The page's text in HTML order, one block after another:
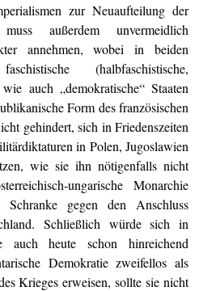
zur Neuaufteilung der
außerdem unvermeidlich
annehmen, wobei in beiden
(halbfaschistische,
auch „demokratische“ Staaten
Form des französischen
gehindert, sich in Friedenszeiten
in Polen, Jugoslawien
wie sie ihn nötigenfalls nicht
ungarische Monarchie
Schranke gegen den Anschluss
Schließlich würde sich in
auch heute schon hinreichend
Demokratie zweifellos als
Krieges erweisen, sollte sie nicht